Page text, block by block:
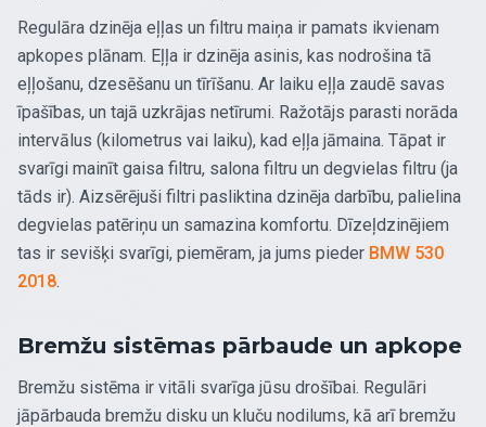
Regulāra dzinēja eļļas un filtru maiņa ir pamats ikvienam
apkopes plānam. Eļļa ir dzinēja asinis, kas nodrošina tā
eļļošanu, dzesēšanu un tīrīšanu. Ar laiku eļļa zaudē savas
īpašības, un tajā uzkrājas netīrumi. Ražotājs parasti norāda
intervālus (kilometrus vai laiku), kad eļļa jāmaina. Tāpat ir
svarīgi mainīt gaisa filtru, salona filtru un degvielas filtru (ja
tāds ir). Aizsērējuši filtri pasliktina dzinēja darbību, palielina
degvielas patēriņu un samazina komfortu. Dīzeļdzinējiem
tas ir sevišķi svarīgi, piemēram, ja jums pieder BMW 530
2018.
Bremžu sistēmas pārbaude un apkope
Bremžu sistēma ir vitāli svarīga jūsu drošībai. Regulāri
jāpārbauda bremžu disku un kluču nodilums, kā arī bremžu